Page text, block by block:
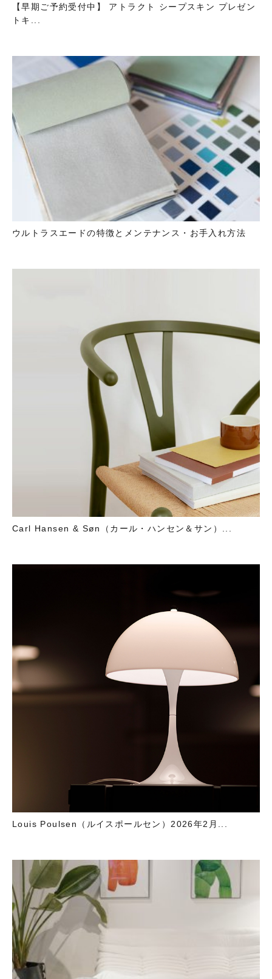
【早期ご予約受付中】 アトラクト シープスキン プレゼン
トキ...
ウルトラスエードの特徴とメンテナンス・お手入れ方法
Carl Hansen & Søn（カール・ハンセン＆サン）...
Louis Poulsen（ルイスポールセン）2026年2月...